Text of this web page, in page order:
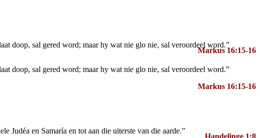
doop, sal gered word; maar hy wat nie glo nie, sal veroordeel word.”
Markus 16:15-16
doop, sal gered word; maar hy wat nie glo nie, sal veroordeel word.”
Markus 16:15-16
Judéa en Samaría en tot aan die uiterste van die aarde.”